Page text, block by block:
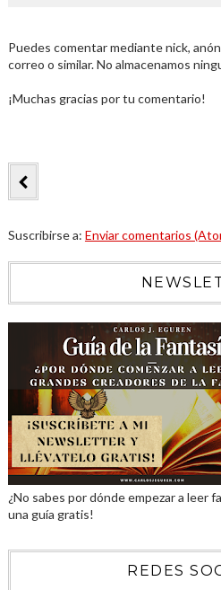
Puedes comentar mediante nick,
correo o similar. No almacenamos
¡Muchas gracias por tu comentario!
Suscribirse a: Enviar comentarios
¿No sabes por dónde empezar a leer
una guía gratis!
REDES